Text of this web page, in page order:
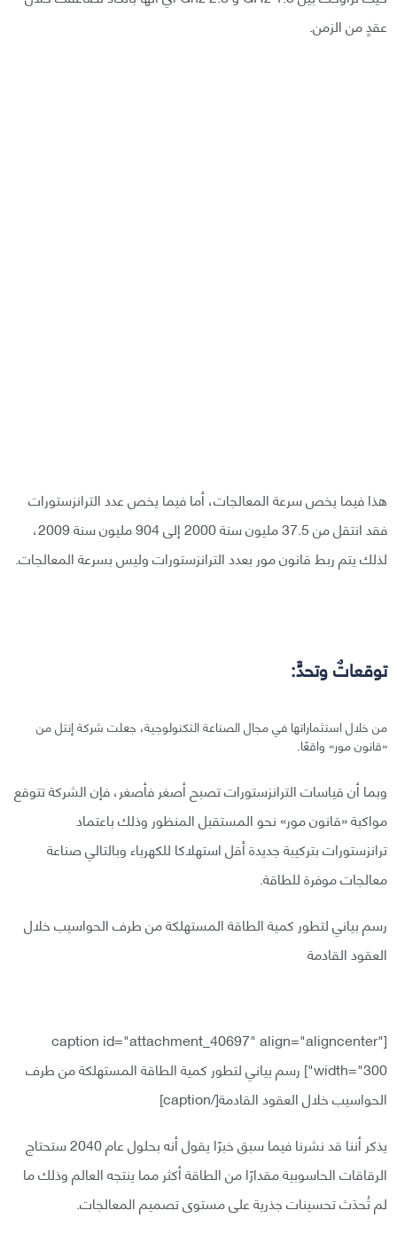
عقدٍ من الزمن.
هذا فيما يخص سرعة المعالجات، أما فيما يخص عدد الترانزستورات
فقد انتقل من 37.5 مليون سنة 2000 إلى 904 مليون سنة 2009،
لذلك يتم ربط قانون مور بعدد الترانزستورات وليس بسرعة المعالجات.
توقعاتٌ وتحدٍّ:
من خلال استثماراتها في مجال الصناعة التكنولوجية، جعلت شركة إنتل من
«قانون مور» واقعًا.
وبما أن قياسات الترانزستورات تصبح أصغر فأصغر، فإن الشركة تتوقع
مواكبة «قانون مور» نحو المستقبل المنظور وذلك باعتماد
ترانزستورات بتركيبة جديدة أقل استهلاكا للكهرباء وبالتالي صناعة
معالجات موفرة للطاقة.
رسم بياني لتطور كمية الطاقة المستهلكة من طرف الحواسيب خلال
العقود القادمة
[caption id="attachment_40697" align="aligncenter"
width="300"] رسم بياني لتطور كمية الطاقة المستهلكة من طرف
الحواسيب خلال العقود القادمة[/caption]
يذكر أننا قد نشرنا فيما سبق خبرًا يقول أنه بحلول عام 2040 ستحتاج
الرقاقات الحاسوبية مقدارًا من الطاقة أكثر مما ينتجه العالم وذلك ما
لم تُحدَث تحسينات جذرية على مستوى تصميم المعالجات.